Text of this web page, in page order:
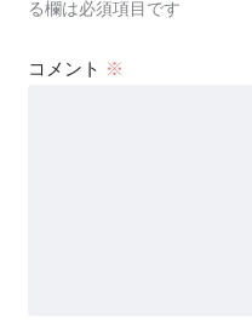
る欄は必須項目です
コメント ※